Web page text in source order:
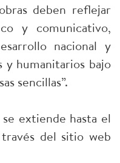
deben reflejar
y comunicativo,
nacional y
y humanitarios bajo
sencillas”.
extiende hasta el
del sitio web